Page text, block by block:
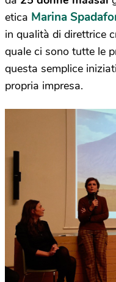
etica Marina
in qualità di direttrice
quale ci sono tutte le
questa semplice
propria impresa.